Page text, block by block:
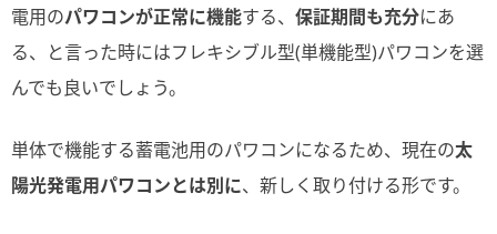
電用のパワコンが正常に機能する、 保証期間も充分にあ
る、と言った時にはフレキシブル型(単機能型)パワコンを選
んでも良いでしょう。
単体で機能する蓄電池用のパワコンになるため、現在の太
陽光発電用パワコンとは別に、新しく取り付ける形です。